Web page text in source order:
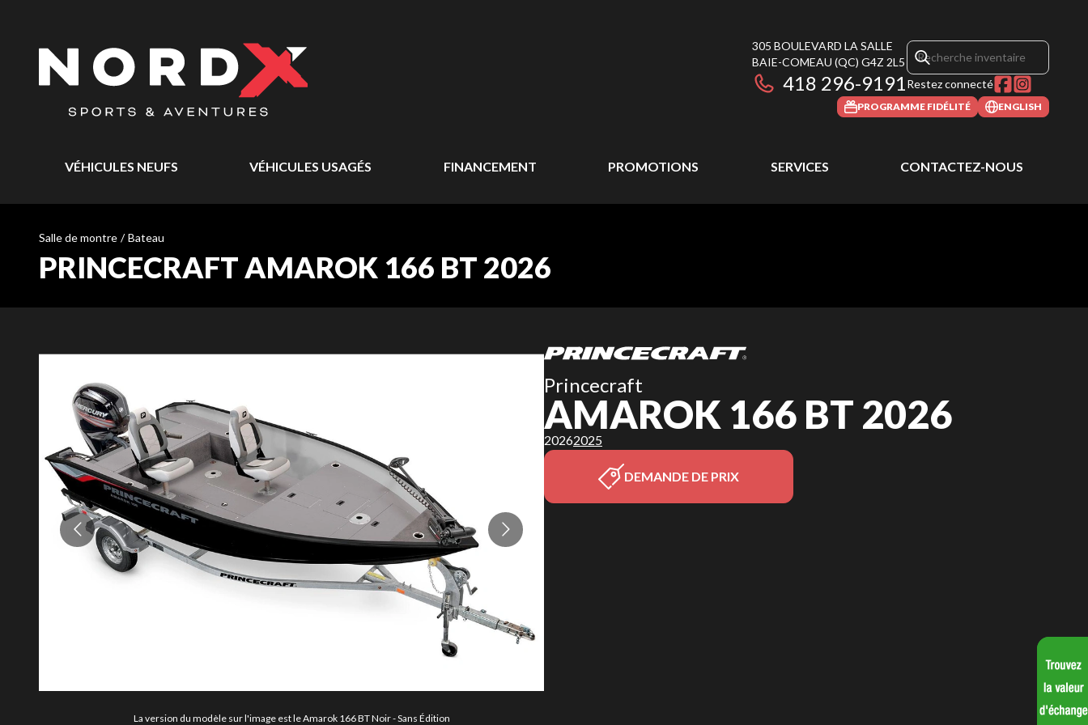
305 BOULEVARD LA SALLE
BAIE-COMEAU (QC) G4Z 2L5
418 296-9191Restez connecté
PROGRAMME FIDÉLITÉ ENGLISH
VÉHICULES NEUFS VÉHICULES USAGÉS FINANCEMENT PROMOTIONS SERVICES CONTACTEZ-NOUS
Salle de montre / Bateau
PRINCECRAFT AMAROK 166 BT 2026
La version du modèle sur l'image est le Amarok 166 BT Noir - Sans Édition
Princecraft
AMAROK 166 BT 2026
20262025
DEMANDE DE PRIX